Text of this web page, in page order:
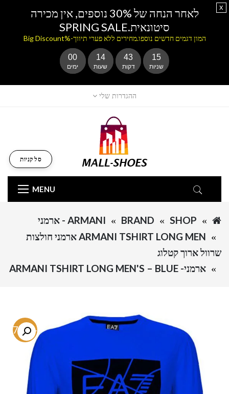
ההגדרות שלי
MENU
סל קניות
SHOP
BRAND
ARMANI - ארמני
ARMANI TSHIRT LONG MEN ארמני חולצות
שרוול ארוך קטלוג
ארמני- ARMANI TSHIRT LONG MEN'S – BLUE
-77.3%
לאחר הנחה של 30% נוספים, אין מכירה
סיטונאית.SPRING SALE
המון דגמים חדשים נוספו.מחירים ללא פערי תיווך-%Big Discount
00
ימים
14
שעות
43
דקות
15
שניות
x